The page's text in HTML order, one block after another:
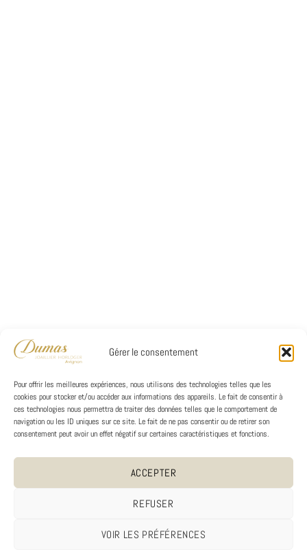
Gérer le consentement
Pour offrir les meilleures expériences, nous utilisons des technologies telles que les
cookies pour stocker et/ou accéder aux informations des appareils. Le fait de consentir à
ces technologies nous permettra de traiter des données telles que le comportement de
navigation ou les ID uniques sur ce site. Le fait de ne pas consentir ou de retirer son
consentement peut avoir un effet négatif sur certaines caractéristiques et fonctions.
ACCEPTER
REFUSER
VOIR LES PRÉFÉRENCES